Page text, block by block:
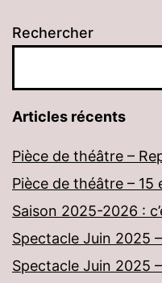
Rechercher
Articles récents
Pièce de théâtre –
Pièce de théâtre – 15
Saison 2025-2026 :
Spectacle Juin 2025
Spectacle Juin 2025